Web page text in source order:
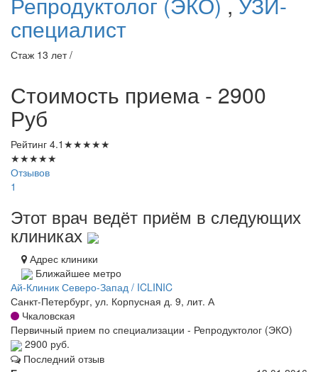
специалист
Стаж 13 лет /
Стоимость приема - 2900
Руб
Рейтинг 4.1 ★★★★★
★★★★★
Отзывов
1
Этот врач ведёт приём в следующих
клиниках
Адрес клиники
Ближайшее метро
Ай-Клиник Северо-Запад / ICLINIC
Санкт-Петербург, ул. Корпусная д. 9, лит. А
Чкаловская
Первичный прием по специализации - Репродуктолог (ЭКО)
2900 руб.
Последний отзыв